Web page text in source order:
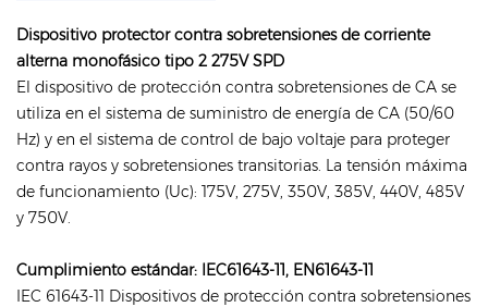
Dispositivo protector contra sobretensiones de corriente
alterna monofásico tipo 2 275V SPD
El dispositivo de protección contra sobretensiones de CA se
utiliza en el sistema de suministro de energía de CA (50/60
Hz) y en el sistema de control de bajo voltaje para proteger
contra rayos y sobretensiones transitorias. La tensión máxima
de funcionamiento (Uc): 175V, 275V, 350V, 385V, 440V, 485V
y 750V.
Cumplimiento estándar: IEC61643-11, EN61643-11
IEC 61643-11 Dispositivos de protección contra sobretensiones